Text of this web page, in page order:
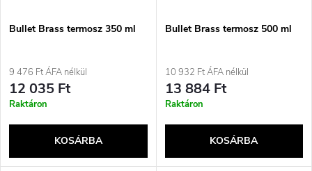
Bullet Brass termosz 350 ml
9 476 Ft ÁFA nélkül
12 035 Ft
Raktáron
KOSÁRBA
Bullet Brass termosz 500 ml
10 932 Ft ÁFA nélkül
13 884 Ft
Raktáron
KOSÁRBA